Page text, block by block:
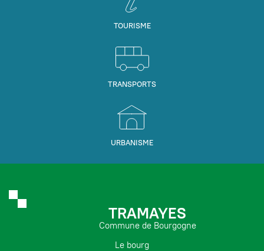
TOURISME
TRANSPORTS
URBANISME
TRAMAYES
Commune de Bourgogne
Le bourg